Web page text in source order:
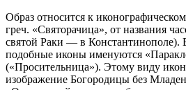
Образ относится к
греч. «Святорачица», от названия
святой Раки — в Константинополе).
подобные иконы именуются
(«Просительница»). Этому виду
изображение Богородицы без